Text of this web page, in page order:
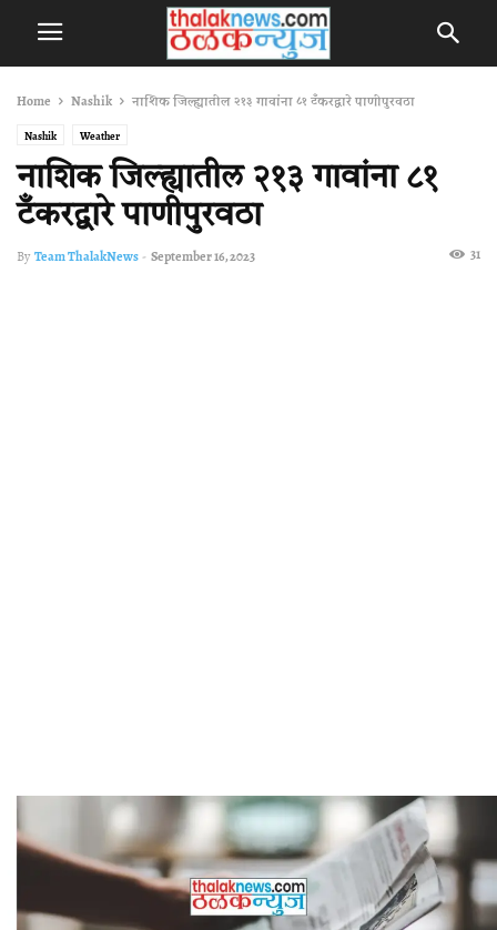
Home Nashik नाशिक जिल्‍ह्यातील २१३ गावांना ८१ टँकरद्वारे पाणीपुरवठा
Nashik Weather
नाशिक जिल्‍ह्यातील २१३ गावांना ८१
टँकरद्वारे पाणीपुरवठा
By Team ThalakNews- September 16, 2023 31